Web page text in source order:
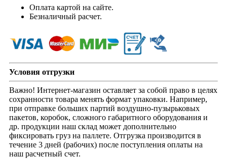
Оплата картой на сайте.
Безналичный расчет.
Условия отгрузки
Важно! Интернет-магазин оставляет за собой право в целях
сохранности товара менять формат упаковки. Например,
при отправке больших партий воздушно-пузырьковых
пакетов, коробок, сложного габаритного оборудования и
др. продукции наш склад может дополнительно
фиксировать груз на паллете. Отгрузка производится в
течение 3 дней (рабочих) после поступления оплаты на
наш расчетный счет.